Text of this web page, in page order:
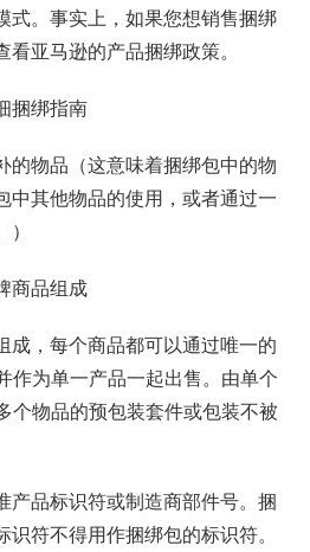
式。事实上，如果您想销售捆绑
亚马逊的产品捆绑政策。
捆绑指南
的物品（这意味着捆绑包中的物
中其他物品的使用，或者通过一
商品组成
成，每个商品都可以通过唯一的
作为单一产品一起出售。由单个
个物品的预包装套件或包装不被
产品标识符或制造商部件号。捆
符不得用作捆绑包的标识符。